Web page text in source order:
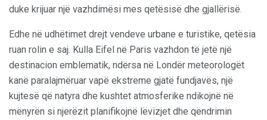
duke krijuar një vazhdimësi mes qetësisë dhe gjallërisë.
Edhe në udhëtimet drejt vendeve urbane e turistike, qetësia
ruan rolin e saj. Kulla Eifel në Paris vazhdon të jetë një
destinacion emblematik, ndërsa në Londër meteorologët
kanë paralajmëruar vapë ekstreme gjatë fundjavës, një
kujtesë që natyra dhe kushtet atmosferike ndikojnë në
mënyrën si njerëzit planifikojnë lëvizjet dhe qëndrimin